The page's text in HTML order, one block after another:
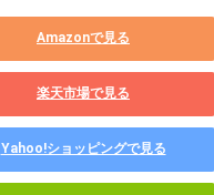
Amazonで見る
楽天市場で見る
Yahoo!ショッピングで見る